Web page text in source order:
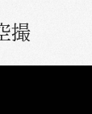
撮